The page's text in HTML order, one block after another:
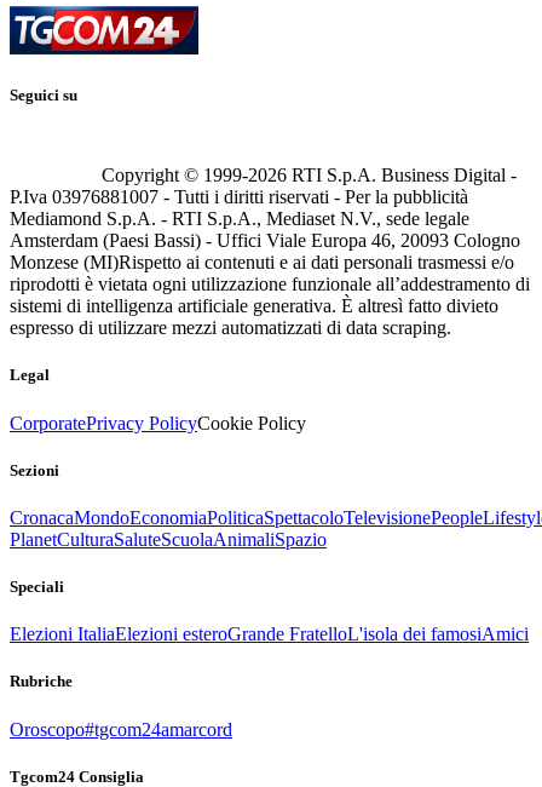
Seguici su
Copyright © 1999-2026 RTI S.p.A. Business Digital -
P.Iva 03976881007 - Tutti i diritti riservati - Per la pubblicità
Mediamond S.p.A. - RTI S.p.A., Mediaset N.V., sede legale
Amsterdam (Paesi Bassi) - Uffici Viale Europa 46, 20093 Cologno
Monzese (MI)Rispetto ai contenuti e ai dati personali trasmessi e/o
riprodotti è vietata ogni utilizzazione funzionale all’addestramento di
sistemi di intelligenza artificiale generativa. È altresì fatto divieto
espresso di utilizzare mezzi automatizzati di data scraping.
Legal
CorporatePrivacy PolicyCookie Policy
Sezioni
CronacaMondoEconomiaPoliticaSpettacoloTelevisionePeople
PlanetCulturaSaluteScuolaAnimaliSpazio
Speciali
Elezioni ItaliaElezioni esteroGrande FratelloL'isola dei famosiAmici
Rubriche
Oroscopo#tgcom24amarcord
Tgcom24 Consiglia